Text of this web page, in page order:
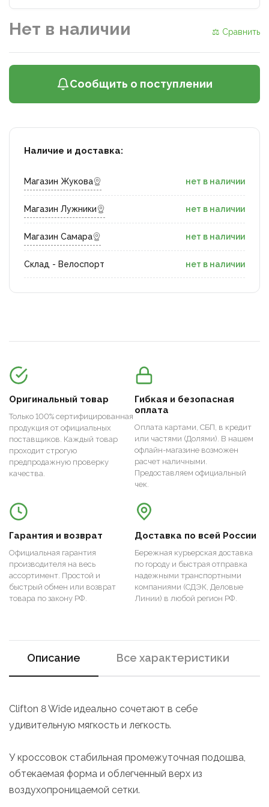
Нет в наличии ⚖ Сравнить
Сообщить о поступлении
Наличие и доставка:
Магазин Жукова нет в наличии
Магазин Лужники нет в наличии
Магазин Самара нет в наличии
Склад - Велоспорт нет в наличии
Оригинальный товар
Только 100% сертифицированная
продукция от официальных
поставщиков. Каждый товар
проходит строгую
предпродажную проверку
качества.
Гибкая и безопасная
оплата
Оплата картами, СБП, в кредит
или частями (Долями). В нашем
офлайн-магазине возможен
расчет наличными.
Предоставляем официальный
чек.
Гарантия и возврат
Официальная гарантия
производителя на весь
ассортимент. Простой и
быстрый обмен или возврат
товара по закону РФ.
Доставка по всей России
Бережная курьерская доставка
по городу и быстрая отправка
надежными транспортными
компаниями (СДЭК, Деловые
Линии) в любой регион РФ.
Описание Все характеристики
Clifton 8 Wide идеально сочетают в себе
удивительную мягкость и легкость.
У кроссовок стабильная промежуточная подошва,
обтекаемая форма и облегченный верх из
воздухопроницаемой сетки.